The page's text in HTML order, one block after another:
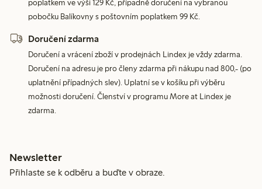
poplatkem ve výši 129 Kč, případně doručení na vybranou
pobočku Balíkovny s poštovním poplatkem 99 Kč.
Doručení zdarma
Doručení a vrácení zboží v prodejnách Lindex je vždy zdarma.
Doručení na adresu je pro členy zdarma při nákupu nad 800,- (po
uplatnění případných slev). Uplatní se v košíku při výběru
možnosti doručení. Členství v programu More at Lindex je
zdarma.
Newsletter
Přihlaste se k odběru a buďte v obraze.